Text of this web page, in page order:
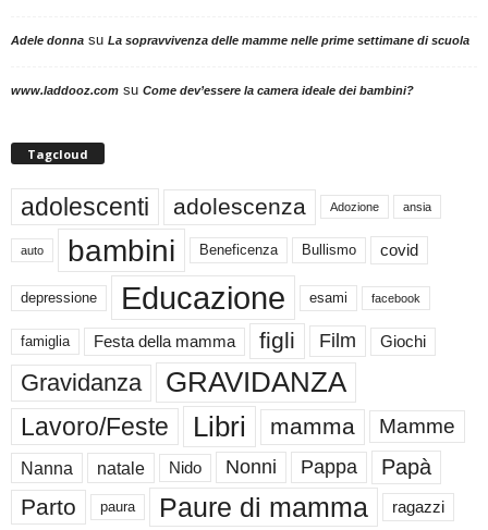
Adele donna su La sopravvivenza delle mamme nelle prime settimane di scuola
www.laddooz.com su Come dev’essere la camera ideale dei bambini?
Tagcloud
adolescenti adolescenza Adozione ansia
auto bambini Beneficenza Bullismo covid
depressione Educazione esami facebook
famiglia Festa della mamma figli Film Giochi
Gravidanza GRAVIDANZA
Lavoro/Feste Libri mamma Mamme
Nanna natale Nido Nonni Pappa Papà
Parto paura Paure di mamma ragazzi